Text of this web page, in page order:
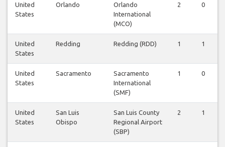
United
States
Orlando
Orlando
International
(MCO)
2 0
United
States
Redding Redding (RDD) 1 1
United
States
Sacramento
Sacramento
International
(SMF)
1 0
United
States
San Luis
Obispo
San Luis County
Regional Airport
(SBP)
2 1